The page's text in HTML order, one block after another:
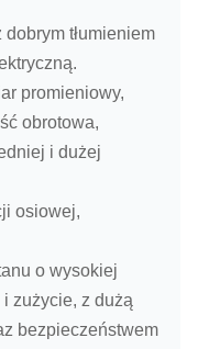
tłumieniem
promieniowy,
obrotowa,
i dużej
osiowej,
o wysokiej
zużycie, z dużą
bezpieczeństwem